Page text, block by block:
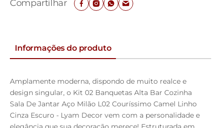
Compartilhar
Informações do produto
Amplamente moderna, dispondo de muito realce e
design singular, o Kit 02 Banquetas Alta Bar Cozinha
Sala De Jantar Aço Milão L02 Couríssimo Camel Linho
Cinza Escuro - Lyam Decor vem com a personalidade e